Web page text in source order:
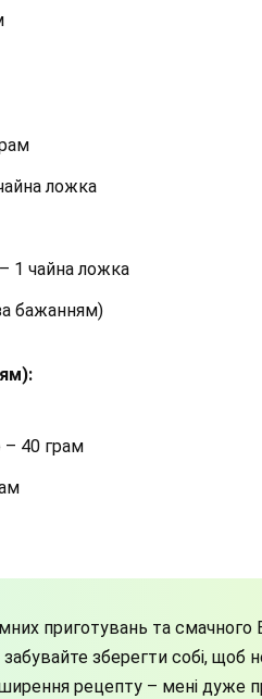
ложка
1 чайна ложка
бажанням)
40 грам
приготувань та смачного
зберегти собі, щоб
рецепту – мені дуже